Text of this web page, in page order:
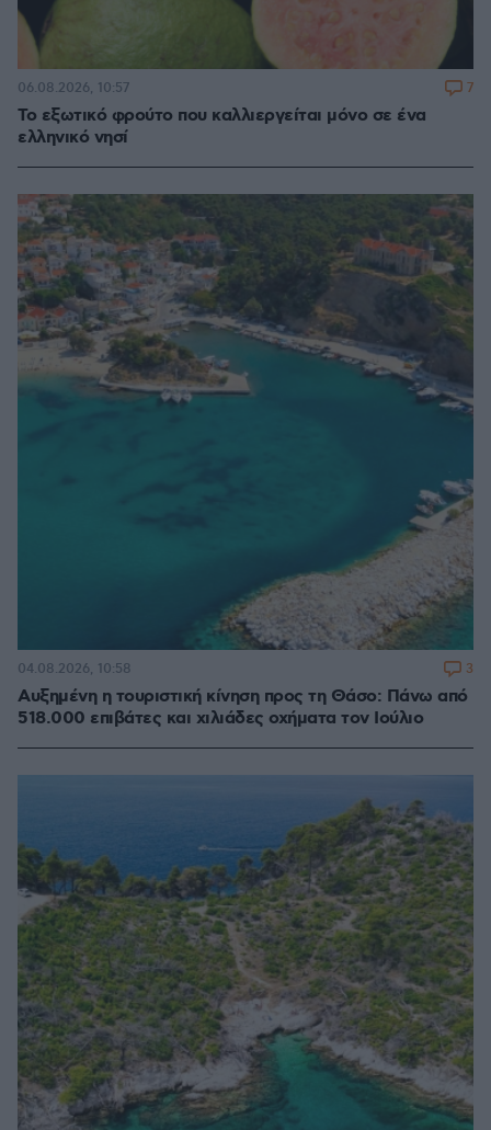
Το εξωτικό φρούτο που καλλιεργείται μόνο σε ένα
ελληνικό νησί
06.08.2026, 10:57 7
Αυξημένη η τουριστική κίνηση προς τη Θάσο: Πάνω από
518.000 επιβάτες και χιλιάδες οχήματα τον Ιούλιο
04.08.2026, 10:58 3